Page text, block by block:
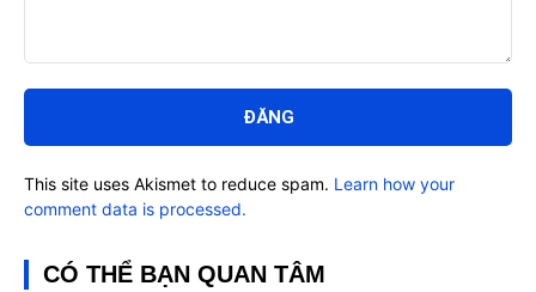
luận:
This site uses Akismet to reduce spam. Learn how your
comment data is processed.
CÓ THỂ BẠN QUAN TÂM